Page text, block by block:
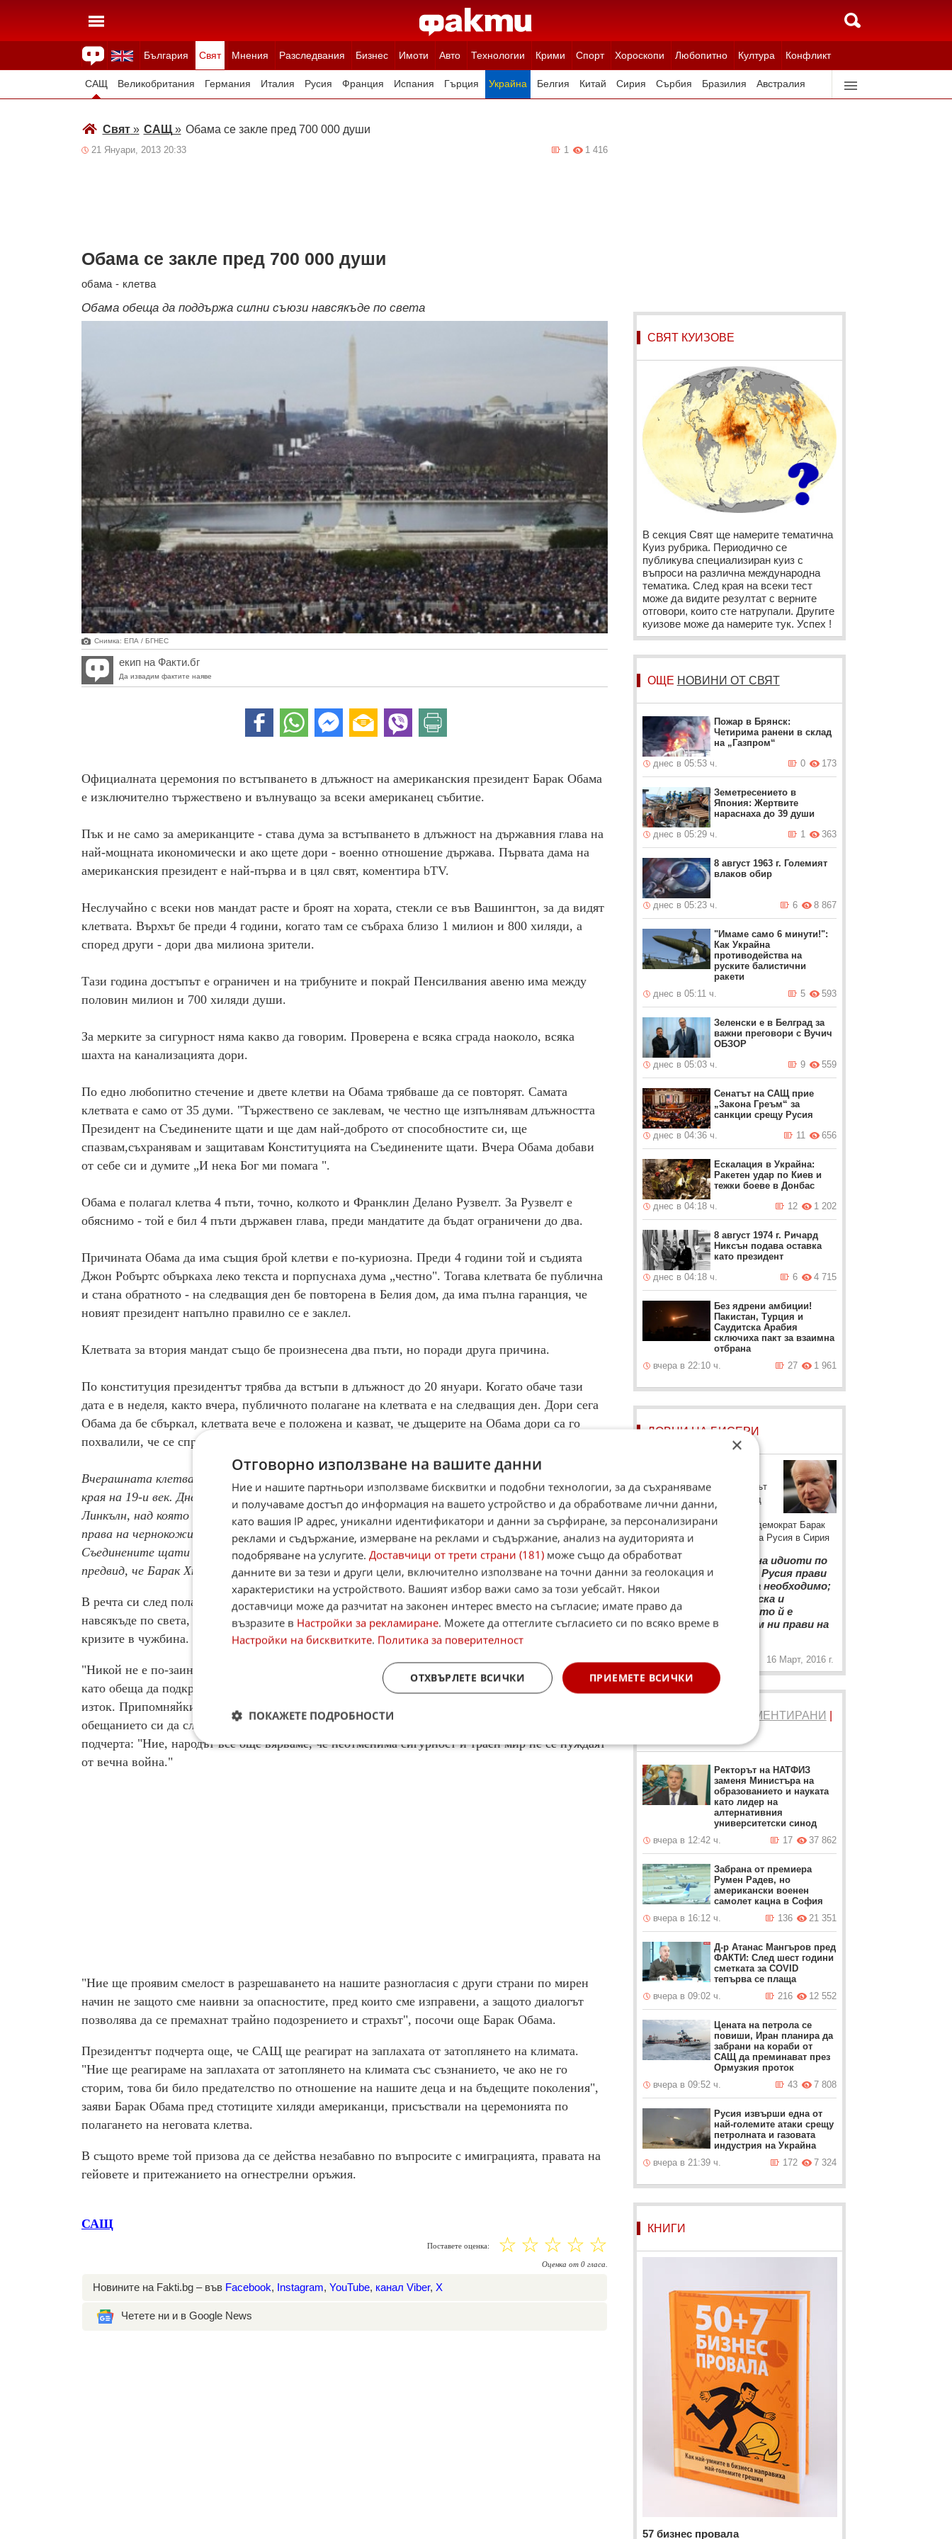
България Свят Мнения Разследвания Бизнес Имоти Авто Технологии Крими Спорт Хороскопи Любопитно Култура Конфликт
Здраве Времето Анкети Вицове Куизове
САЩ Великобритания Германия Италия Русия Франция Испания Гърция Украйна Белгия Китай Сирия Сърбия Бразилия Австралия
Свят» САЩ» Обама се закле пред 700 000 души
21 Януари, 2013 20:33 1 416
1
Обама се закле пред 700 000 души
обама - клетва
Обама обеща да поддържа силни съюзи навсякъде по света
Снимка: ЕПА / БГНЕС
екип на Факти.бг
Да извадим фактите наяве
Официалната церемония по встъпването в длъжност на американския президент Барак Обама
е изключително тържествено и вълнуващо за всеки американец събитие.
Пък и не само за американците - става дума за встъпването в длъжност на държавния глава на
най-мощната икономически и ако щете дори - военно отношение държава. Първата дама на
американския президент е най-първа и в цял свят, коментира bTV.
Неслучайно с всеки нов мандат расте и броят на хората, стекли се във Вашингтон, за да видят
клетвата. Върхът бе преди 4 години, когато там се събраха близо 1 милион и 800 хиляди, а
според други - дори два милиона зрители.
Тази година достъпът е ограничен и на трибуните и покрай Пенсилвания авеню има между
половин милион и 700 хиляди души.
За мерките за сигурност няма какво да говорим. Проверена е всяка сграда наоколо, всяка
шахта на канализацията дори.
По едно любопитно стечение и двете клетви на Обама трябваше да се повторят. Самата
клетвата е само от 35 думи. "Тържествено се заклевам, че честно ще изпълнявам длъжността
Президент на Съединените щати и ще дам най-доброто от способностите си, ще
спазвам,съхранявам и защитавам Конституцията на Съединените щати. Вчера Обама добави
от себе си и думите „И нека Бог ми помага ".
Обама е полагал клетва 4 пъти, точно, колкото и Франклин Делано Рузвелт. За Рузвелт е
обяснимо - той е бил 4 пъти държавен глава, преди мандатите да бъдат ограничени до два.
Причината Обама да има същия брой клетви е по-куриозна. Преди 4 години той и съдията
Джон Робъртс объркаха леко текста и порпуснаха дума „честно". Тогава клетвата бе публична
и стана обратното - на следващия ден бе повторена в Белия дом, да има пълна гаранция, че
новият президент напълно правилно се е заклел.
Клетвата за втория мандат също бе произнесена два пъти, но поради друга причина.
По конституция президентът трябва да встъпи в длъжност до 20 януари. Когато обаче тази
дата е в неделя, както вчера, публичното полагане на клетвата е на следващия ден. Дори сега
Обама да бе сбъркал, клетвата вече е положена и казват, че дъщерите на Обама дори са го
похвалили, че се справил отлично и нищо не е оплескал.
Вчерашната клетва бе върху семейна библия на Мишел и Барак Обама, която е отпечатана в
края на 19-и век. Днес Обама положи клетва върху две библии. Едната е била на Ейбрахам
Линкълн, над която той се е заклел през 1861 година. Другата е принадлежала на бореца за
права на чернокожите Мартин Лутър Кинг. Днешният 21 януари е и официален празник в
Съединените щати в негова памет. Едно наистина забележително съвпадение, като се има
предвид, че Барак Хюсейн Обама е първият чернокож президент на Съединените щати.
В речта си след полагането на клетва президентът Обама обеща да поддържа "силни съюзи"
навсякъде по света, укрепвайки институциите, които позволяват да се посрещат адекватно
кризите в чужбина.
"Никой не е по-заинтересуван от най-могъщата страна по света да има мир", продължи той,
като обеща да подкрепя демокрацията в Азия, Африка, двете части на Америка и Близкия
изток. Припомняйки, че страната излиза от състояние на 10 години война в Ирак, и
обещанието си да сложи край на конфликта в Афганистан до края на 2014 г., президентът
подчерта: "Ние, народът все още вярваме, че неотменима сигурност и траен мир не се нуждаят
от вечна война."
"Ние ще проявим смелост в разрешаването на нашите разногласия с други страни по мирен
начин не защото сме наивни за опасностите, пред които сме изправени, а защото диалогът
позволява да се премахнат трайно подозрението и страхът", посочи още Барак Обама.
Президентът подчерта още, че САЩ ще реагират на заплахата от затоплянето на климата.
"Ние ще реагираме на заплахата от затоплянето на климата със съзнанието, че ако не го
сторим, това би било предателство по отношение на нашите деца и на бъдещите поколения",
заяви Барак Обама пред стотиците хиляди американци, присъствали на церемонията по
полагането на неговата клетва.
В същото време той призова да се действа незабавно по въпросите с имиграцията, правата на
гейовете и притежанието на огнестрелни оръжия.
САЩ
Поставете оценка: ☆
☆
☆
☆
☆
Оценка от 0гласа.
Новините на Fakti.bg – във Facebook, Instagram, YouTube, канал Viber, X
Четете ни и в Google News
СВЯТ КУИЗОВЕ
В секция Свят ще намерите тематична
Куиз рубрика. Периодично се
публикува специализиран куиз с
въпроси на различна международна
тематика. След края на всеки тест
може да видите резултат с верните
отговори, които сте натрупали. Другите
куизове може да намерите тук. Успех !
ОЩЕ НОВИНИ ОТ СВЯТ
Пожар в Брянск:
Четирима ранени в склад
на „Газпром“
днес в 05:53 ч.
173
0
Земетресението в
Япония: Жертвите
нараснаха до 39 души
днес в 05:29 ч.
363
1
8 август 1963 г. Големият
влаков обир
днес в 05:23 ч. 8 867
6
"Имаме само 6 минути!":
Как Украйна
противодейства на
руските балистични
ракети
днес в 05:11 ч.
593
5
Зеленски е в Белград за
важни преговори с Вучич
ОБЗОР
днес в 05:03 ч.
559
9
Сенатът на САЩ прие
„Закона Греъм“ за
санкции срещу Русия
днес в 04:36 ч.
656
11
Ескалация в Украйна:
Ракетен удар по Киев и
тежки боеве в Донбас
днес в 04:18 ч.
1 202
12
8 август 1974 г. Ричард
Никсън подава оставка
като президент
днес в 04:18 ч.
4 715
6
Без ядрени амбиции!
Пакистан, Турция и
Саудитска Арабия
сключиха пакт за взаимна
отбрана
вчера в 22:10 ч.
1 961
27
ЛОВЦИ НА БИСЕРИ
Сенаторът – републиканецът
критикува в изказване пред
Конгреса неадекватната
политика на президента – демократ Барак
Обама относно намесата на Русия в Сирия
“ Путин ни направи на идиоти по
всички направления... Русия прави
това, което смята за необходимо;
отива там, където иска и
произвежда това, което й е
необходимо, а пътьом ни прави на
„
16 Март, 2016 г.
КОМЕНТИРАНИ
Ректорът на НАТФИЗ
заменя Министъра на
образованието и науката
като лидер на
алтернативния
университетски синод
вчера в 12:42 ч.
37 862
17
Забрана от премиера
Румен Радев, но
американски военен
самолет кацна в София
вчера в 16:12 ч.
21 351
136
Д-р Атанас Мангъров пред
ФАКТИ: След шест години
сметката за COVID
тепърва се плаща
вчера в 09:02 ч.
12 552
216
Цената на петрола се
повиши, Иран планира да
забрани на кораби от
САЩ да преминават през
Ормузкия проток
вчера в 09:52 ч.
7 808
43
Русия извърши една от
най-големите атаки срещу
петролната и газовата
индустрия на Украйна
вчера в 21:39 ч.
7 324
172
КНИГИ
57 бизнес провала
×
Отговорно използване на вашите данни
Ние и нашите партньори използваме бисквитки и подобни технологии, за да съхраняваме
и получаваме достъп до информация на вашето устройство и да обработваме лични данни,
като вашия IP адрес, уникални идентификатори и данни за сърфиране, за персонализирани
реклами и съдържание, измерване на реклами и съдържание, анализ на аудиторията и
подобряване на услугите. Доставчици от трети страни (181) може също да обработват
данните ви за тези и други цели, включително използване на точни данни за геолокация и
характеристики на устройството. Вашият избор важи само за този уебсайт. Някои
доставчици може да разчитат на законен интерес вместо на съгласие; имате право да
възразите в Настройки за рекламиране. Можете да оттеглите съгласието си по всяко време в
Настройки на бисквитките. Политика за поверителност
ПРИЕМЕТЕ ВСИЧКИ
ОТХВЪРЛЕТЕ ВСИЧКИ
ПОКАЖЕТЕ ПОДРОБНОСТИ